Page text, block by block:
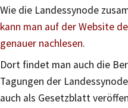
Wie die Landessynode
kann man auf der Website
genauer nachlesen.
Dort findet man auch die
Tagungen der
auch als Gesetzblatt